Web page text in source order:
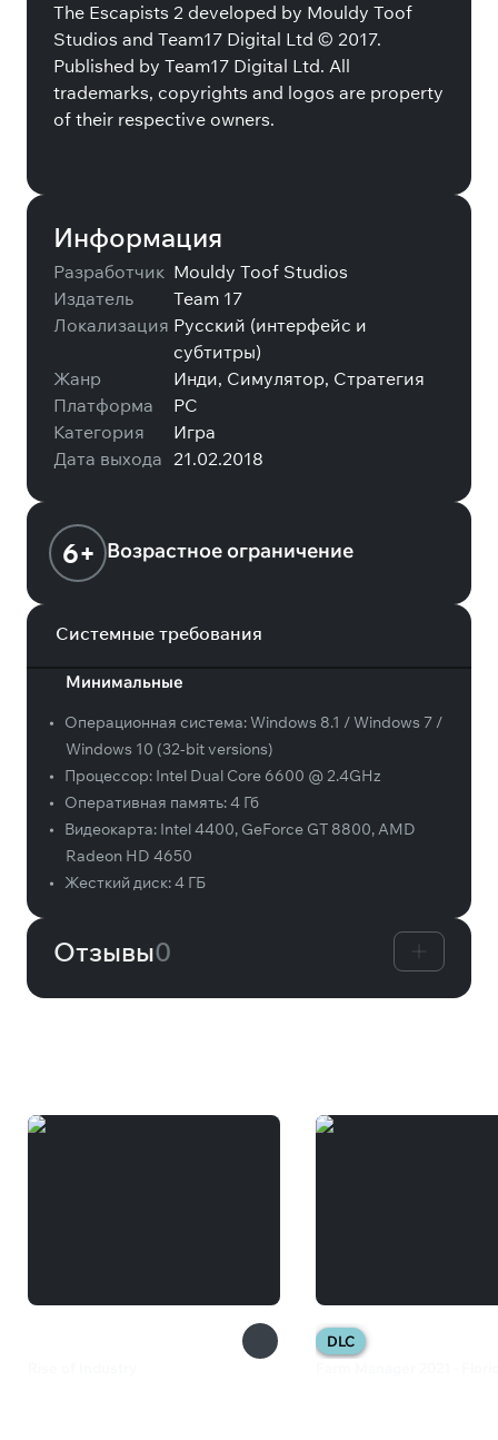
The Escapists 2 developed by Mouldy Toof
Studios and Team17 Digital Ltd © 2017.
Published by Team17 Digital Ltd. All
trademarks, copyrights and logos are property
of their respective owners.
Информация
Разработчик Mouldy Toof Studios
Издатель
Team 17
Локализация Русский (интерфейс и
субтитры)
Жанр
Инди, Симулятор, Стратегия
Платформа
PC
Категория
Игра
Дата выхода 21.02.2018
6+ Возрастное ограничение
Системные требования
Минимальные
• Операционная система:Windows 8.1 / Windows 7 /
Windows 10 (32-bit versions)
•
Процессор: Intel Dual Core 6600 @ 2.4GHz
•
Оперативная память:4 Гб
•
Видеокарта: Intel 4400, GeForce GT 8800, AMD
Radeon HD 4650
•
Жесткий диск:4 ГБ
Отзывы0
DLC